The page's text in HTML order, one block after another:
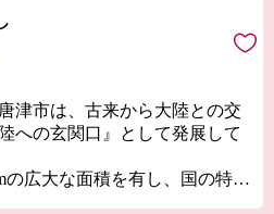
津市は、古来から大陸との交
への玄関口』として発展して
の広大な面積を有し、国の特別